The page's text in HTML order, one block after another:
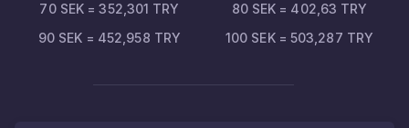
70 SEK =352,301 TRY 80 SEK = 402,63 TRY
90 SEK = 452,958 TRY 100 SEK= 503,287 TRY